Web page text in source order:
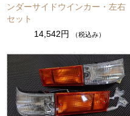
ンダーサイドウインカー・左右
セット
14,542円
（税込み）